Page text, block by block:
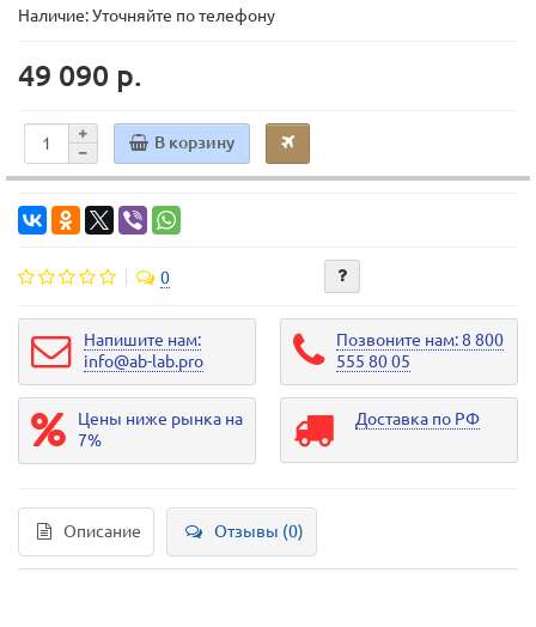
Наличие: Уточняйте по телефону
49 090 р.
В корзину
0
Напишите нам:
info@ab-lab.pro
Позвоните нам: 8 800
555 80 05
Цены ниже рынка на
7%
Доставка по РФ
Описание Отзывы (0)